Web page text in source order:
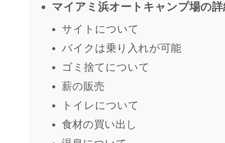
マイアミ浜オートキャンプ場の詳
サイトについて
バイクは乗り入れが可能
ゴミ捨てについて
薪の販売
トイレについて
食材の買い出し